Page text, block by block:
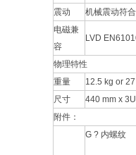
震动
机械震动符
电磁兼
容
LVD
物理特性
重量
12.5 kg or
尺寸
440 mm x
附件：
G ? 内螺纹